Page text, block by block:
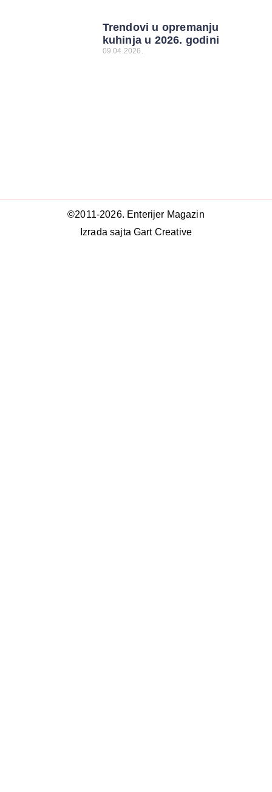
Trendovi u opremanju
kuhinja u 2026. godini
09.04.2026.
©2011-2026. Enterijer Magazin
Izrada sajta Gart Creative